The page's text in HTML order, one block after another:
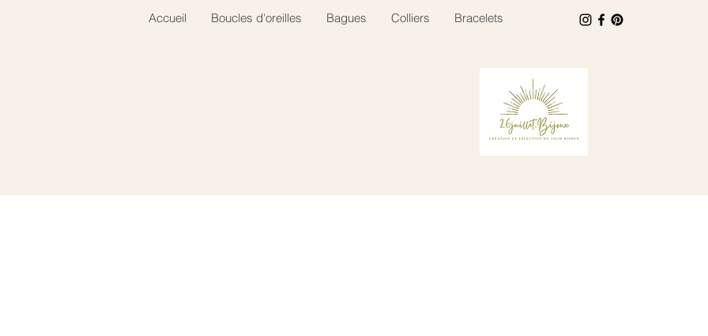
Accueil Boucles d'oreilles Bagues Colliers Bracelets